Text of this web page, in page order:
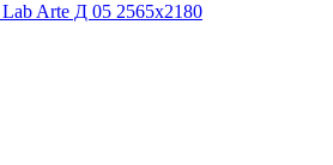
Arte Д 05 2565х2180